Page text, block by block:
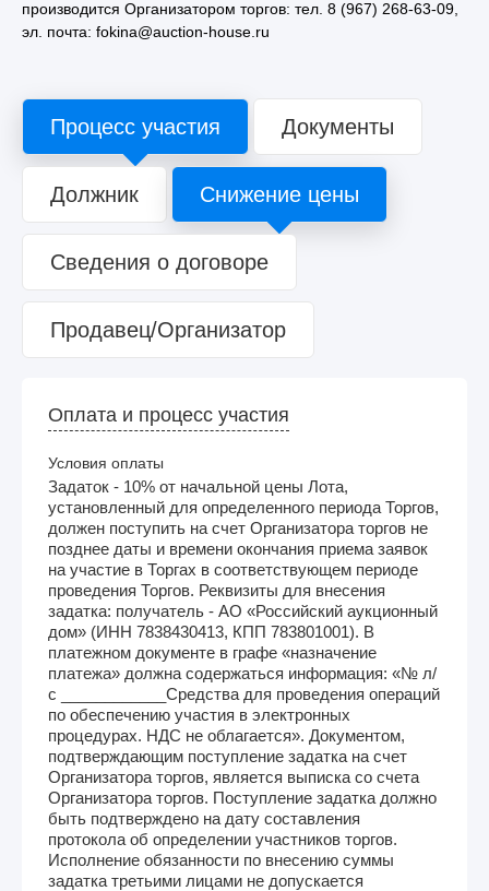
производится Организатором торгов: тел. 8 (967) 268-63-09,
эл. почта: fokina@auction-house.ru
Процесс участия Документы
Должник Снижение цены
Сведения о договоре
Продавец/Организатор
Оплата и процесс участия
Условия оплаты
Задаток - 10% от начальной цены Лота,
установленный для определенного периода Торгов,
должен поступить на счет Организатора торгов не
позднее даты и времени окончания приема заявок
на участие в Торгах в соответствующем периоде
проведения Торгов. Реквизиты для внесения
задатка: получатель - АО «Российский аукционный
дом» (ИНН 7838430413, КПП 783801001). В
платежном документе в графе «назначение
платежа» должна содержаться информация: «№ л/
с ____________Средства для проведения операций
по обеспечению участия в электронных
процедурах. НДС не облагается». Документом,
подтверждающим поступление задатка на счет
Организатора торгов, является выписка со счета
Организатора торгов. Поступление задатка должно
быть подтверждено на дату составления
протокола об определении участников торгов.
Исполнение обязанности по внесению суммы
задатка третьими лицами не допускается